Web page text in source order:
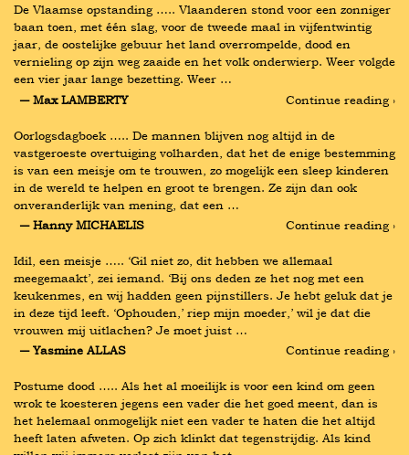
De Vlaamse opstanding ….. Vlaanderen stond voor een zonniger
baan toen, met één slag, voor de tweede maal in vijfentwintig
jaar, de oostelijke gebuur het land overrompelde, dood en
vernieling op zijn weg zaaide en het volk onderwierp. Weer volgde
een vier jaar lange bezetting. Weer …
― Max LAMBERTY
Continue reading ›
Oorlogsdagboek ….. De mannen blijven nog altijd in de
vastgeroeste overtuiging volharden, dat het de enige bestemming
is van een meisje om te trouwen, zo mogelijk een sleep kinderen
in de wereld te helpen en groot te brengen. Ze zijn dan ook
onveranderlijk van mening, dat een …
― Hanny MICHAELIS
Continue reading ›
Idil, een meisje ….. ‘Gil niet zo, dit hebben we allemaal
meegemaakt’, zei iemand. ‘Bij ons deden ze het nog met een
keukenmes, en wij hadden geen pijnstillers. Je hebt geluk dat je
in deze tijd leeft. ‘Ophouden,’ riep mijn moeder,’ wil je dat die
vrouwen mij uitlachen? Je moet juist …
― Yasmine ALLAS
Continue reading ›
Postume dood ….. Als het al moeilijk is voor een kind om geen
wrok te koesteren jegens een vader die het goed meent, dan is
het helemaal onmogelijk niet een vader te haten die het altijd
heeft laten afweten. Op zich klinkt dat tegenstrijdig. Als kind